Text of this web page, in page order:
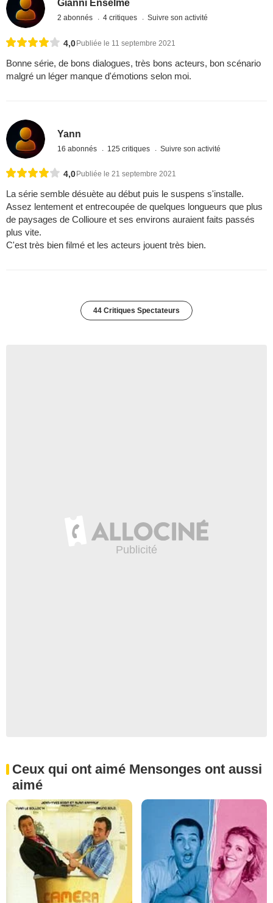
Gianni Enselme
2 abonnés 4 critiques Suivre son activité
4,0 Publiée le 11 septembre 2021
Bonne série, de bons dialogues, très bons acteurs, bon scénario
malgré un léger manque d'émotions selon moi.
Yann
16 abonnés 125 critiques Suivre son activité
4,0 Publiée le 21 septembre 2021
La série semble désuète au début puis le suspens s'installe.
Assez lentement et entrecoupée de quelques longueurs que plus
de paysages de Collioure et ses environs auraient faits passés
plus vite.
C'est très bien filmé et les acteurs jouent très bien.
44 Critiques Spectateurs
Ceux qui ont aimé Mensonges ont aussi
aimé